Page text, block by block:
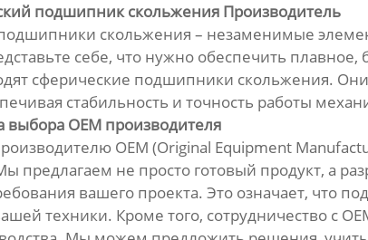
подшипник скольжения Производитель
скольжения – незаменимые
себе, что нужно обеспечить
сферические подшипники скольжения.
стабильность и точность работы
OEM производителя
OEM (Original Equipment
предлагаем не просто готовый продукт, а
вашего проекта. Это означает, что
техники. Кроме того, сотрудничество с